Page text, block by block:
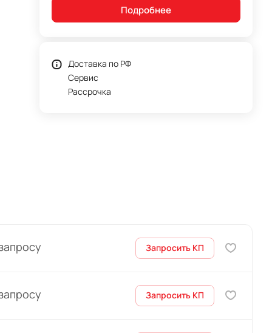
Подробнее
Доставка по РФ
Сервис
Рассрочка
Запросить КП
Запросить КП